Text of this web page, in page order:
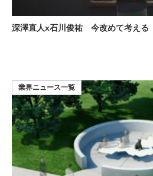
深澤直人x石川俊祐 今改めて考える
業界ニュース一覧